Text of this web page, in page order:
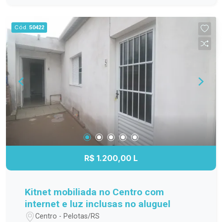
aproveitamento do espaço; Banheiro completo;
Apartamento localizado no 3º andar,
proporcionando mais privacidade, boa ventilação
e excelente iluminação natural. Localização
Localizado na Avenida Duque de Caxias, o
Residencial Estrela Gaúcha oferece fácil acesso
aos principais pontos da cidade. O imóvel está
próximo a supermercados, escolas, farmácias,
transporte público e diversos comércios e
serviços, trazendo mais praticidade para o dia a
de conhecer este apartamento. Entre em contato
e agende sua visita para descobrir tudo o que
Cód. 50422
R$ 1.200,00 L
Kitnet mobiliada no Centro com
internet e luz inclusas no aluguel
Centro - Pelotas/RS